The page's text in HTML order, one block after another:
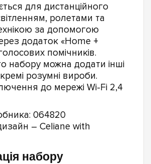
для дистанційного
ролетами та
за допомогою
додаток «Home +
помічників.
набору можна додати інші
розумні вироби.
до мережі Wi-Fi 2,4
064820
– Celiane with
набору